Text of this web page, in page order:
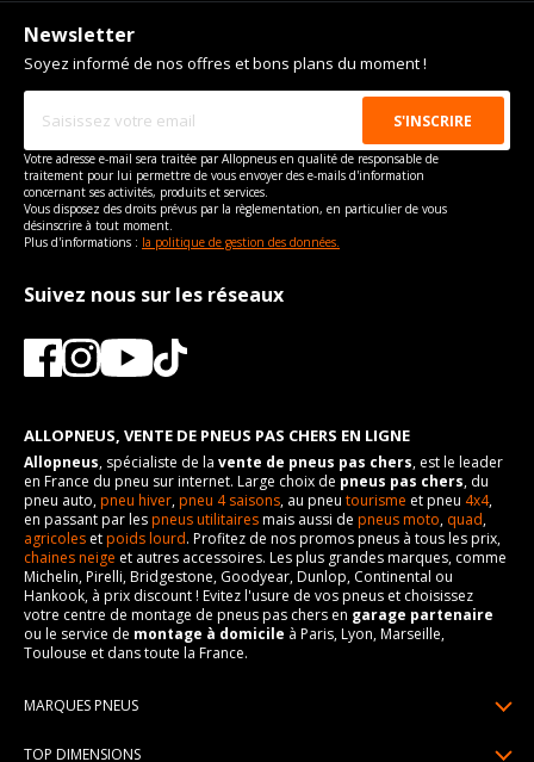
Newsletter
Soyez informé de nos offres et bons plans du moment !
Votre adresse e-mail sera traitée par Allopneus en qualité de responsable de
traitement pour lui permettre de vous envoyer des e-mails d'information
concernant ses activités, produits et services.
Vous disposez des droits prévus par la règlementation, en particulier de vous
désinscrire à tout moment.
Plus d'informations : la politique de gestion des données.
Suivez nous sur les réseaux
ALLOPNEUS, VENTE DE PNEUS PAS CHERS EN LIGNE
Allopneus, spécialiste de la vente de pneus pas chers, est le leader
en France du pneu sur internet. Large choix de pneus pas chers, du
pneu auto,pneu hiver,pneu 4 saisons, au pneu tourisme et pneu 4x4,
en passant par lespneus utilitairesmais aussi de pneus moto, quad,
agricoles etpoids lourd. Profitez de nos promos pneus à tous les prix,
chaines neige et autres accessoires. Les plus grandes marques, comme
Michelin, Pirelli, Bridgestone, Goodyear, Dunlop, Continental ou
Hankook, à prix discount ! Evitez l'usure de vos pneus et choisissez
votre centre de montage de pneus pas chers en garage partenaire
ou le service de montage à domicile à Paris, Lyon, Marseille,
Toulouse et dans toute la France.
MARQUES PNEUS
TOP DIMENSIONS